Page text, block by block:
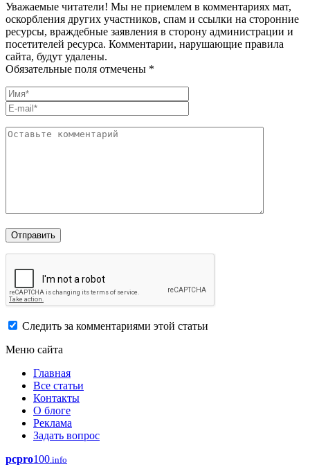
Уважаемые читатели! Мы не приемлем в комментариях мат,
оскорбления других участников, спам и ссылки на сторонние
ресурсы, враждебные заявления в сторону администрации и
посетителей ресурса. Комментарии, нарушающие правила
сайта, будут удалены.
Обязательные поля отмечены *
Следить за комментариями этой статьи
Меню сайта
Главная
Все статьи
Контакты
О блоге
Реклама
Задать вопрос
pcpro100.info